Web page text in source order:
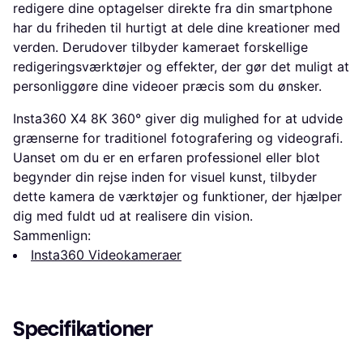
redigere dine optagelser direkte fra din smartphone
har du friheden til hurtigt at dele dine kreationer med
verden. Derudover tilbyder kameraet forskellige
redigeringsværktøjer og effekter, der gør det muligt at
personliggøre dine videoer præcis som du ønsker.
Insta360 X4 8K 360° giver dig mulighed for at udvide
grænserne for traditionel fotografering og videografi.
Uanset om du er en erfaren professionel eller blot
begynder din rejse inden for visuel kunst, tilbyder
dette kamera de værktøjer og funktioner, der hjælper
dig med fuldt ud at realisere din vision.
Sammenlign:
Insta360 Videokameraer
Specifikationer